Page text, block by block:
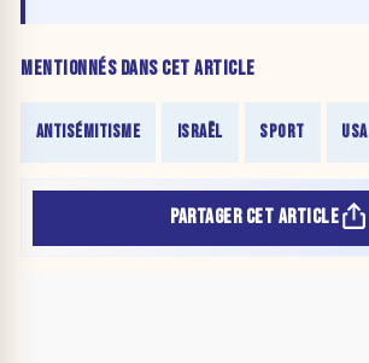
MENTIONNÉS DANS CET ARTICLE
ANTISÉMITISME ISRAËL SPORT USA
PARTAGER CET ARTICLE